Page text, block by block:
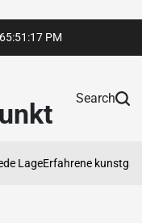
5:51 :17 PM
Search
LageErfahrene